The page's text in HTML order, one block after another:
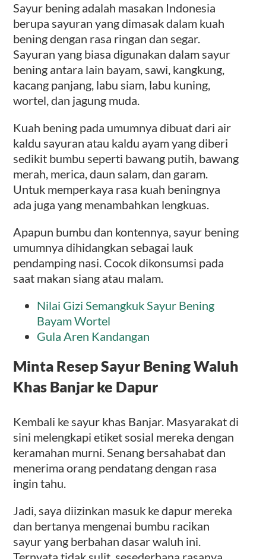
Sayur bening adalah masakan Indonesia
berupa sayuran yang dimasak dalam kuah
bening dengan rasa ringan dan segar.
Sayuran yang biasa digunakan dalam sayur
bening antara lain bayam, sawi, kangkung,
kacang panjang, labu siam, labu kuning,
wortel, dan jagung muda.
Kuah bening pada umumnya dibuat dari air
kaldu sayuran atau kaldu ayam yang diberi
sedikit bumbu seperti bawang putih, bawang
merah, merica, daun salam, dan garam.
Untuk memperkaya rasa kuah beningnya
ada juga yang menambahkan lengkuas.
Apapun bumbu dan kontennya, sayur bening
umumnya dihidangkan sebagai lauk
pendamping nasi. Cocok dikonsumsi pada
saat makan siang atau malam.
Nilai Gizi Semangkuk Sayur Bening
Bayam Wortel
Gula Aren Kandangan
Minta Resep Sayur Bening Waluh
Khas Banjar ke Dapur
Kembali ke sayur khas Banjar. Masyarakat di
sini melengkapi etiket sosial mereka dengan
keramahan murni. Senang bersahabat dan
menerima orang pendatang dengan rasa
ingin tahu.
Jadi, saya diizinkan masuk ke dapur mereka
dan bertanya mengenai bumbu racikan
sayur yang berbahan dasar waluh ini.